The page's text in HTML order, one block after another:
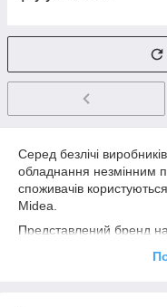
Серед безлічі
обладнання незмінним
споживачів
Midea.
Представлений бренд
промислової техніки